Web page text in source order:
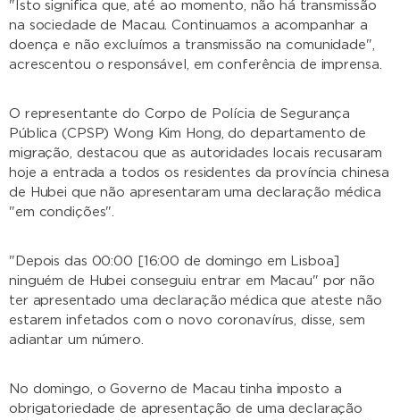
"Isto significa que, até ao momento, não há transmissão
na sociedade de Macau. Continuamos a acompanhar a
doença e não excluímos a transmissão na comunidade",
acrescentou o responsável, em conferência de imprensa.
O representante do Corpo de Polícia de Segurança
Pública (CPSP) Wong Kim Hong, do departamento de
migração, destacou que as autoridades locais recusaram
hoje a entrada a todos os residentes da província chinesa
de Hubei que não apresentaram uma declaração médica
"em condições".
"Depois das 00:00 [16:00 de domingo em Lisboa]
ninguém de Hubei conseguiu entrar em Macau" por não
ter apresentado uma declaração médica que ateste não
estarem infetados com o novo coronavírus, disse, sem
adiantar um número.
No domingo, o Governo de Macau tinha imposto a
obrigatoriedade de apresentação de uma declaração